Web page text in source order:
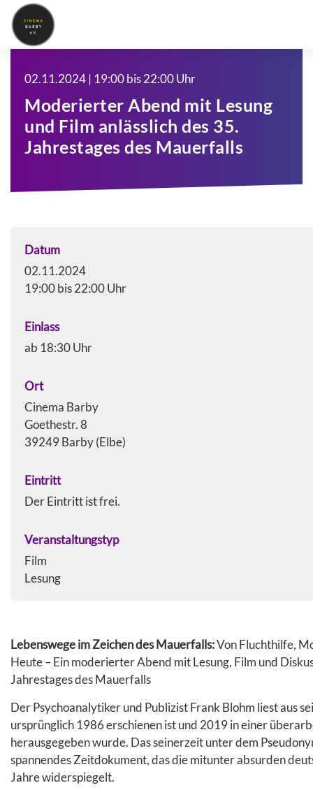
02.11.2024 | 19:00 bis 22:00 Uhr
Moderierter Abend mit Lesung
und Film anlässlich des 35.
Jahrestages des Mauerfalls
Datum
02.11.2024
19:00 bis 22:00 Uhr
Einlass
ab 18:30 Uhr
Ort
Cinema Barby
Goethestr. 8
39249 Barby (Elbe)
Eintritt
Der Eintritt ist frei.
Veranstaltungstyp
Film
Lesung
Lebenswege im Zeichen des Mauerfalls:Von Fluchthilfe,
Heute – Ein moderierter Abend mit Lesung, Film und
Jahrestages des Mauerfalls
Der Psychoanalytiker und Publizist Frank Blohm liest aus
ursprünglich 1986 erschienen ist und 2019 in einer
herausgegeben wurde. Das seinerzeit unter dem
spannendes Zeitdokument, das die mitunter absurden
Jahre widerspiegelt.